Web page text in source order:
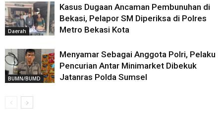
Daerah
Kasus Dugaan Ancaman Pembunuhan di
Bekasi, Pelapor SM Diperiksa di Polres
Metro Bekasi Kota
BUMN/BUMD
Menyamar Sebagai Anggota Polri, Pelaku
Pencurian Antar Minimarket Dibekuk
Jatanras Polda Sumsel